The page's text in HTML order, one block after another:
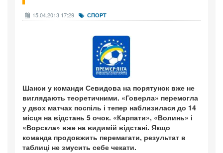
15.04.2013 17:29 СПОРТ
Шанси у команди Севидова на порятунок вже не
виглядають теоретичними. «Говерла» перемогла
у двох матчах поспіль і тепер наблизилася до 14
місця на відстань 5 очок. «Карпати», «Волинь» і
«Ворскла» вже на видимій відстані. Якщо
команда продовжить перемагати, результат в
таблиці не змусить себе чекати.